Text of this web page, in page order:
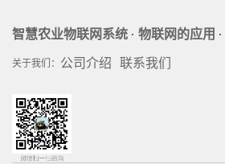
智慧农业物联网系统 · 物联网的应用 ·
关于我们： 公司介绍 联系我们